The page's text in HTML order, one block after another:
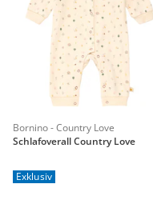
Bornino - Country Love
Schlafoverall Country Love
Exklusiv